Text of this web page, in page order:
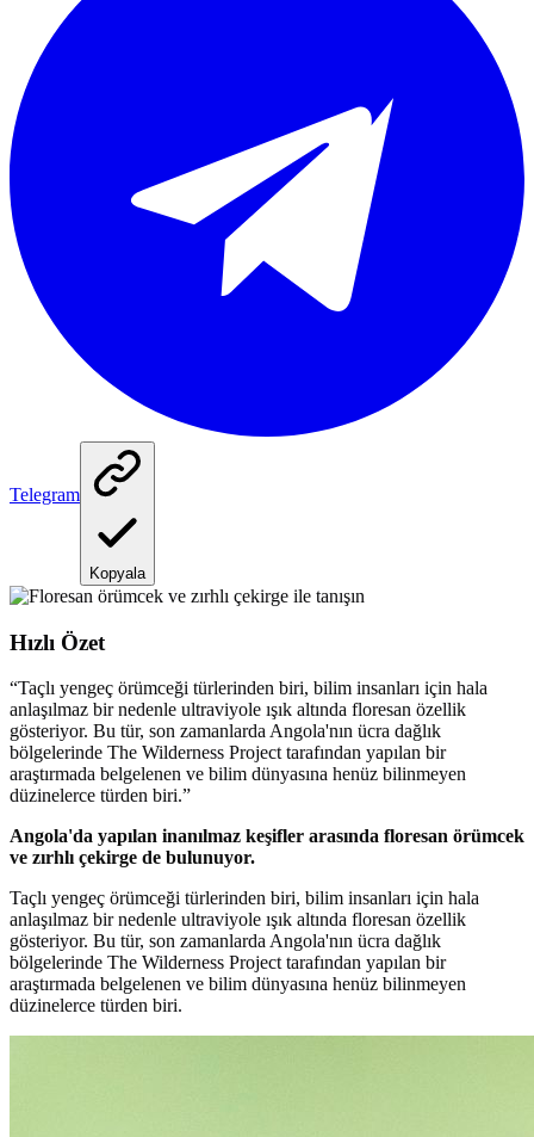
Telegram
Kopyala
Hızlı Özet
“Taçlı yengeç örümceği türlerinden biri, bilim insanları için hala
anlaşılmaz bir nedenle ultraviyole ışık altında floresan özellik
gösteriyor. Bu tür, son zamanlarda Angola'nın ücra dağlık
bölgelerinde The Wilderness Project tarafından yapılan bir
araştırmada belgelenen ve bilim dünyasına henüz bilinmeyen
düzinelerce türden biri.”
Angola'da yapılan inanılmaz keşifler arasında floresan örümcek
ve zırhlı çekirge de bulunuyor.
Taçlı yengeç örümceği türlerinden biri, bilim insanları için hala
anlaşılmaz bir nedenle ultraviyole ışık altında floresan özellik
gösteriyor. Bu tür, son zamanlarda Angola'nın ücra dağlık
bölgelerinde The Wilderness Project tarafından yapılan bir
araştırmada belgelenen ve bilim dünyasına henüz bilinmeyen
düzinelerce türden biri.